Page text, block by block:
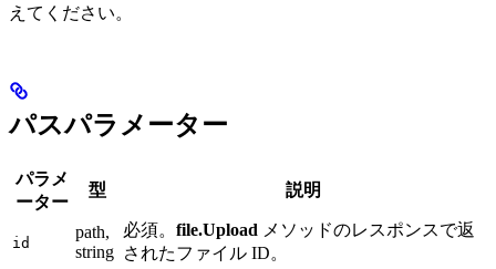
えてください。
パスパラメーター
パラメ
ーター
型 説明
id
path,
string
必須。 file.Upload メソッドのレスポンスで返
されたファイル ID。